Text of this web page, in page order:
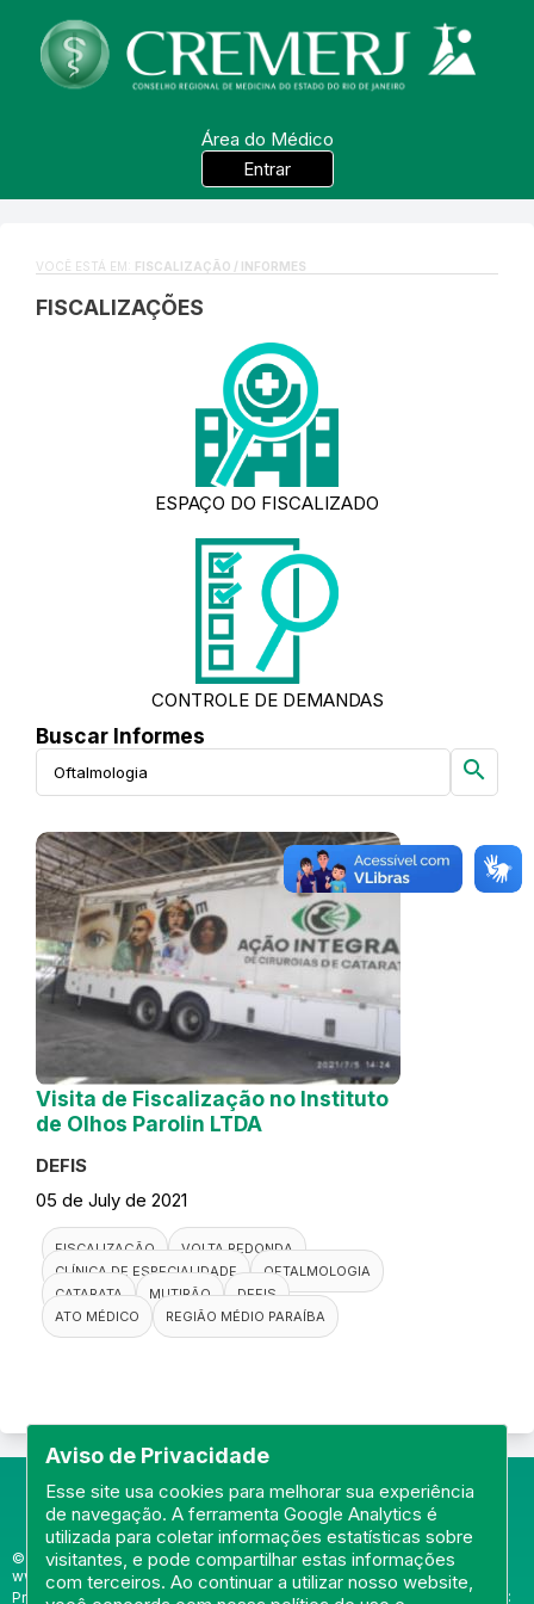
Área do Médico
Entrar
Aviso de Privacidade
Esse site usa cookies para melhorar sua experiência
de navegação. A ferramenta Google Analytics é
utilizada para coletar informações estatísticas sobre
visitantes, e pode compartilhar estas informações
com terceiros. Ao continuar a utilizar nosso website,
VOCÊ ESTÁ EM: FISCALIZAÇÃO / INFORMES
FISCALIZAÇÕES
ESPAÇO DO FISCALIZADO
CONTROLE DE DEMANDAS
Buscar Informes
search
Visita de Fiscalização no Instituto
de Olhos Parolin LTDA
DEFIS
05 de July de 2021
FISCALIZAÇÃO
VOLTA REDONDA
CLÍNICA DE ESPECIALIDADE
OFTALMOLOGIA
CATARATA
MUTIRÃO
DEFIS
ATO MÉDICO
REGIÃO MÉDIO PARAÍBA
© Portal do Conselho Regional de Medicina do Rio de Janeiro -
www.cremerj.org.br
Praia de Botafogo (228), loja 119b - Botafogo - Rio de Janeiro/RJ - CEP: